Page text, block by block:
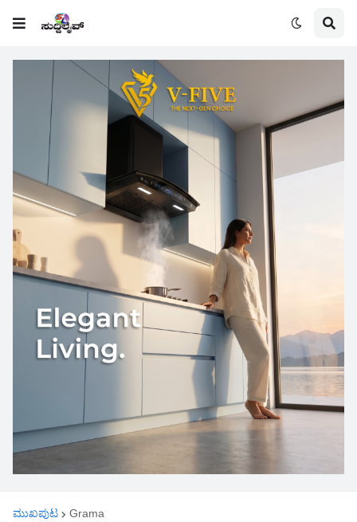
ಮುಖಪುಟ Grama